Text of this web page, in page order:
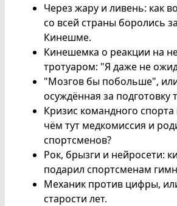
Через жару и ливень: как
со всей страны боролись
Кинешме.
Кинешемка о реакции на
тротуаром: "Я даже не
"Мозгов бы побольше",
осуждённая за подготовку
Кризис командного
чём тут медкомиссия и
спортсменов?
Рок, брызги и нейросети:
подарил спортсменам
Механик против цифры,
старости лет.